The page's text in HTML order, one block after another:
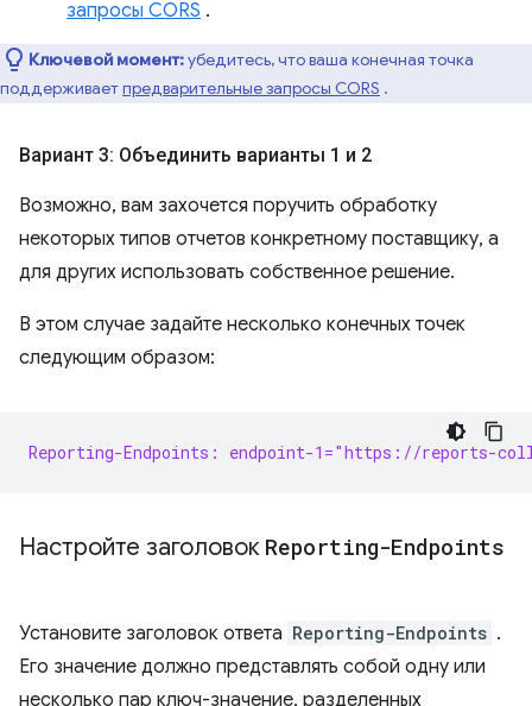
запросы CORS .
Ключевой момент:убедитесь, что ваша конечная точка
поддерживаетпредварительные запросы CORS .
Вариант 3: Объединить варианты 1 и 2
Возможно, вам захочется поручить обработку
некоторых типов отчетов конкретному поставщику, а
для других использовать собственное решение.
В этом случае задайте несколько конечных точек
следующим образом:
Reporting-Endpoints: endpoint-1="https://reports-
Настройте заголовок Reporting-Endpoints
Установите заголовок ответа Reporting-Endpoints .
Его значение должно представлять собой одну или
несколько пар ключ-значение, разделенных